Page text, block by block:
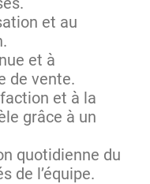
et au
et à
de vente.
et à la
grâce à un
quotidienne du
de l’équipe.